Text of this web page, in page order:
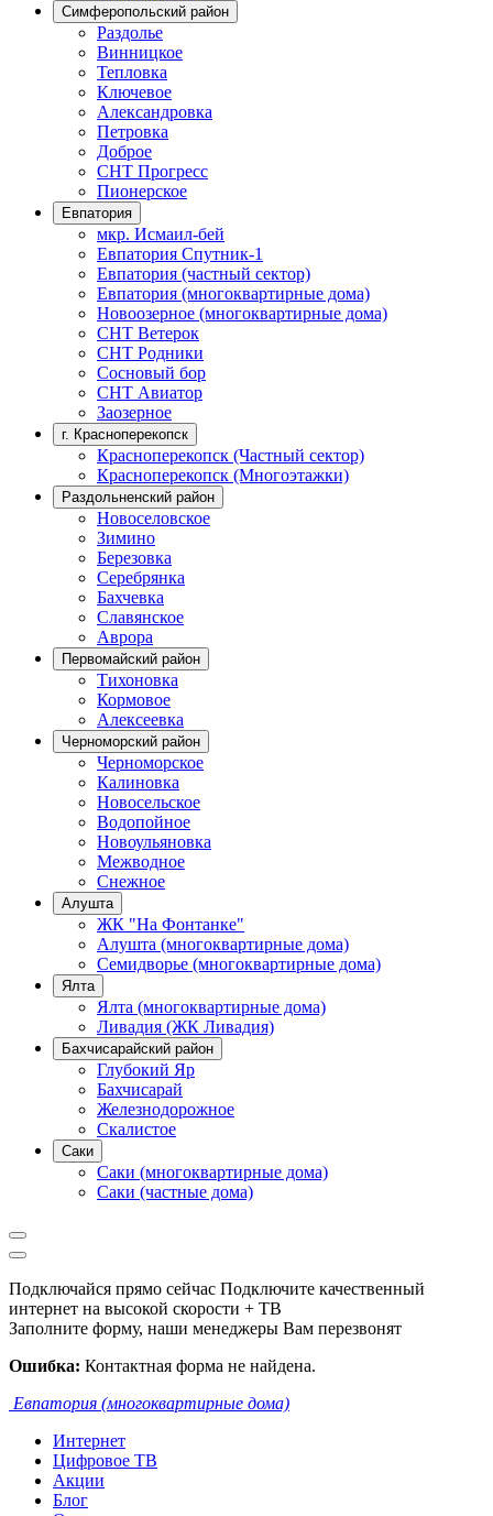
Симферопольский район
Раздолье
Винницкое
Тепловка
Ключевое
Александровка
Петровка
Доброе
СНТ Прогресс
Пионерское
Евпатория
мкр. Исмаил-бей
Евпатория Спутник-1
Евпатория (частный сектор)
Евпатория (многоквартирные дома)
Новоозерное (многоквартирные дома)
СНТ Ветерок
СНТ Родники
Сосновый бор
СНТ Авиатор
Заозерное
г. Красноперекопск
Красноперекопск (Частный сектор)
Красноперекопск (Многоэтажки)
Раздольненский район
Новоселовское
Зимино
Березовка
Серебрянка
Бахчевка
Славянское
Аврора
Первомайский район
Тихоновка
Кормовое
Алексеевка
Черноморский район
Черноморское
Калиновка
Новосельское
Водопойное
Новоульяновка
Межводное
Снежное
Алушта
ЖК "На Фонтанке"
Алушта (многоквартирные дома)
Семидворье (многоквартирные дома)
Ялта
Ялта (многоквартирные дома)
Ливадия (ЖК Ливадия)
Бахчисарайский район
Глубокий Яр
Бахчисарай
Железнодорожное
Скалистое
Саки
Саки (многоквартирные дома)
Саки (частные дома)
Подключайся прямо сейчас Подключите качественный
интернет на высокой скорости + ТВ
Заполните форму, наши менеджеры Вам перезвонят
Ошибка: Контактная форма не найдена.
Евпатория (многоквартирные дома)
Интернет
Цифровое ТВ
Акции
Блог